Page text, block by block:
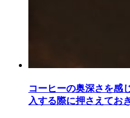
コーヒーの奥深さを感
入する際に押さえてお